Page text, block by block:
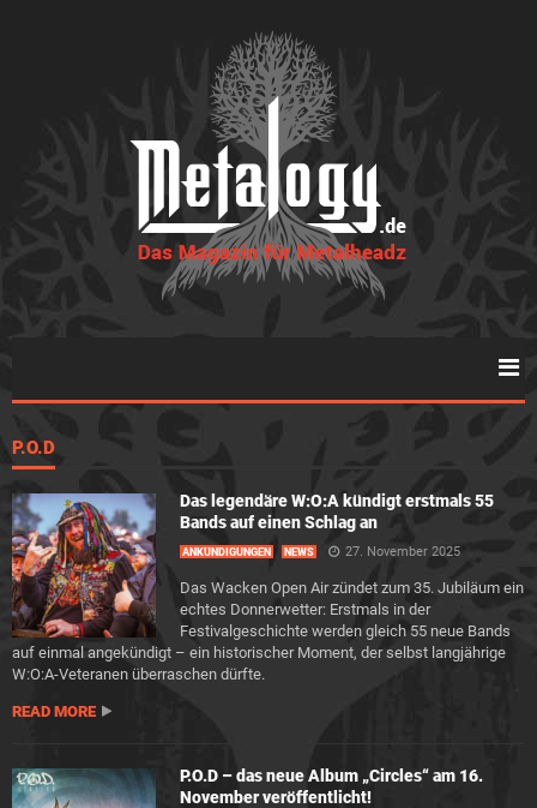
P.O.D
Das legendäre W:O:A kündigt erstmals 55
Bands auf einen Schlag an
ANKÜNDIGUNGEN NEWS 27. November 2025
Das Wacken Open Air zündet zum 35. Jubiläum ein
echtes Donnerwetter: Erstmals in der
Festivalgeschichte werden gleich 55 neue Bands
auf einmal angekündigt – ein historischer Moment, der selbst langjährige
W:O:A-Veteranen überraschen dürfte.
READ MORE
P.O.D – das neue Album „Circles“ am 16.
November veröffentlicht!